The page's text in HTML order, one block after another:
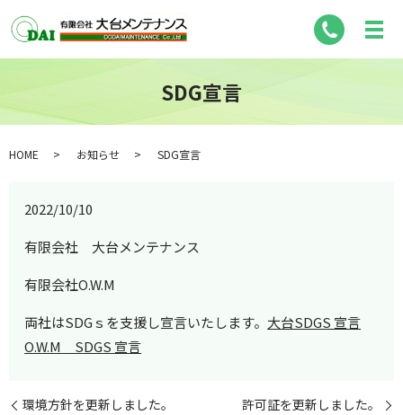
SDG宣言
HOME お知らせ SDG宣言
2022/10/10
有限会社 大台メンテナンス
有限会社O.W.M
両社はSDGｓを支援し宣言いたします。 大台SDGS 宣言
O.W.M SDGS 宣言
環境方針を更新しました。 許可証を更新しました。